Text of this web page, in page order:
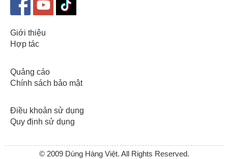
Giới thiệu
Hợp tác
Quảng cáo
Chính sách bảo mật
Điều khoản sử dụng
Quy định sử dụng
© 2009 Dùng Hàng Việt. All Rights Reserved.